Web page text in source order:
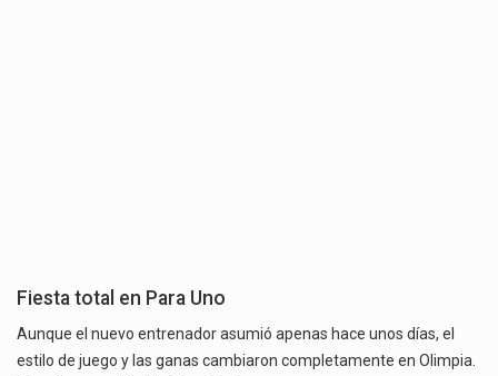
Fiesta total en Para Uno
Aunque el nuevo entrenador asumió apenas hace unos días, el
estilo de juego y las ganas cambiaron completamente en Olimpia.